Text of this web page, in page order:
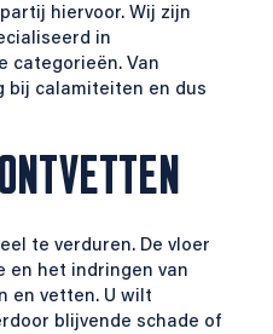
hiervoor. Wij zijn
in
categorieën. Van
bij calamiteiten en dus
te verduren. De vloer
en het indringen van
en vetten. U wilt
blijvende schade of